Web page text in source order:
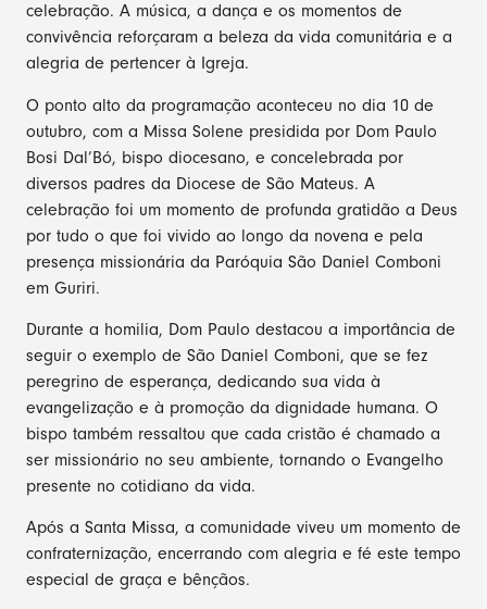
celebração. A música, a dança e os momentos de
convivência reforçaram a beleza da vida comunitária e a
alegria de pertencer à Igreja.
O ponto alto da programação aconteceu no dia 10 de
outubro, com a Missa Solene presidida por Dom Paulo
Bosi Dal’Bó, bispo diocesano, e concelebrada por
diversos padres da Diocese de São Mateus. A
celebração foi um momento de profunda gratidão a Deus
por tudo o que foi vivido ao longo da novena e pela
presença missionária da Paróquia São Daniel Comboni
em Guriri.
Durante a homilia, Dom Paulo destacou a importância de
seguir o exemplo de São Daniel Comboni, que se fez
peregrino de esperança, dedicando sua vida à
evangelização e à promoção da dignidade humana. O
bispo também ressaltou que cada cristão é chamado a
ser missionário no seu ambiente, tornando o Evangelho
presente no cotidiano da vida.
Após a Santa Missa, a comunidade viveu um momento de
confraternização, encerrando com alegria e fé este tempo
especial de graça e bênçãos.